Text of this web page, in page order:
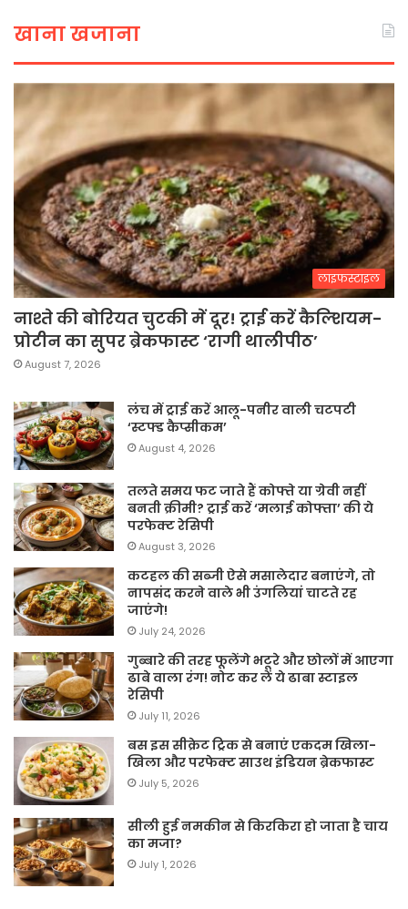
खाना खजाना
लाइफस्टाइल
नाश्ते की बोरियत चुटकी में दूर! ट्राई करें कैल्शियम-
प्रोटीन का सुपर ब्रेकफास्ट ‘रागी थालीपीठ’
August 7, 2026
लंच में ट्राई करें आलू-पनीर वाली चटपटी
‘स्टफ्ड कैप्सीकम’
August 4, 2026
तलते समय फट जाते हैं कोफ्ते या ग्रेवी नहीं
बनती क्रीमी? ट्राई करें ‘मलाई कोफ्ता’ की ये
परफेक्ट रेसिपी
August 3, 2026
कटहल की सब्जी ऐसे मसालेदार बनाएंगे, तो
नापसंद करने वाले भी उंगलियां चाटते रह
जाएंगे!
July 24, 2026
गुब्बारे की तरह फूलेंगे भटूरे और छोलों में आएगा
ढाबे वाला रंग! नोट कर लें ये ढाबा स्टाइल
रेसिपी
July 11, 2026
बस इस सीक्रेट ट्रिक से बनाएं एकदम खिला-
खिला और परफेक्ट साउथ इंडियन ब्रेकफास्ट
July 5, 2026
सीली हुई नमकीन से किरकिरा हो जाता है चाय
का मजा?
July 1, 2026